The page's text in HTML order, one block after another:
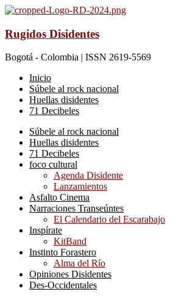
Rugidos Disidentes
Bogotá - Colombia | ISSN 2619-5569
Inicio
Súbele al rock nacional
Huellas disidentes
71 Decibeles
Súbele al rock nacional
Huellas disidentes
71 Decibeles
foco cultural
Agenda Disidente
Lanzamientos
Asfalto Cinema
Narraciones Transeúntes
El Calendario del Escarabajo
Inspírate
KitBand
Instinto Forastero
Alma del Río
Opiniones Disidentes
Des-Occidentales